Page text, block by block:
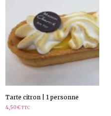
Tarte citron | 1 personne
4,50€ TTC